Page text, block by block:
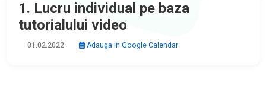
1. Lucru individual pe baza
tutorialului video
01.02.2022 Adauga in Google Calendar